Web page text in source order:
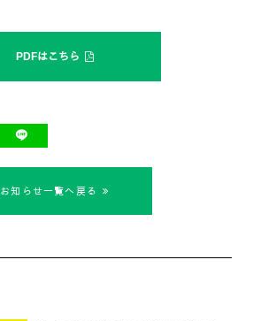
PDFはこちら
お知らせ一覧へ戻る